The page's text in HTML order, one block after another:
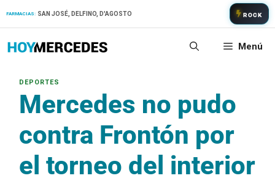
FARMACIAS: SAN JOSÉ, DELFINO, D'AGOSTO ROCK
Menú
Mercedes no pudo
contra Frontón por
el torneo del interior